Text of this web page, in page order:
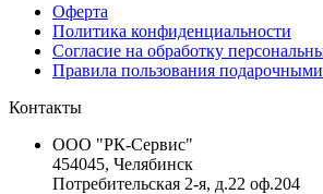
Оферта
Политика конфиденциальности
Согласие на обработку
Правила пользования
Контакты
ООО "РК-Сервис"
454045, Челябинск
Потребительская 2-я, д.22 оф.204